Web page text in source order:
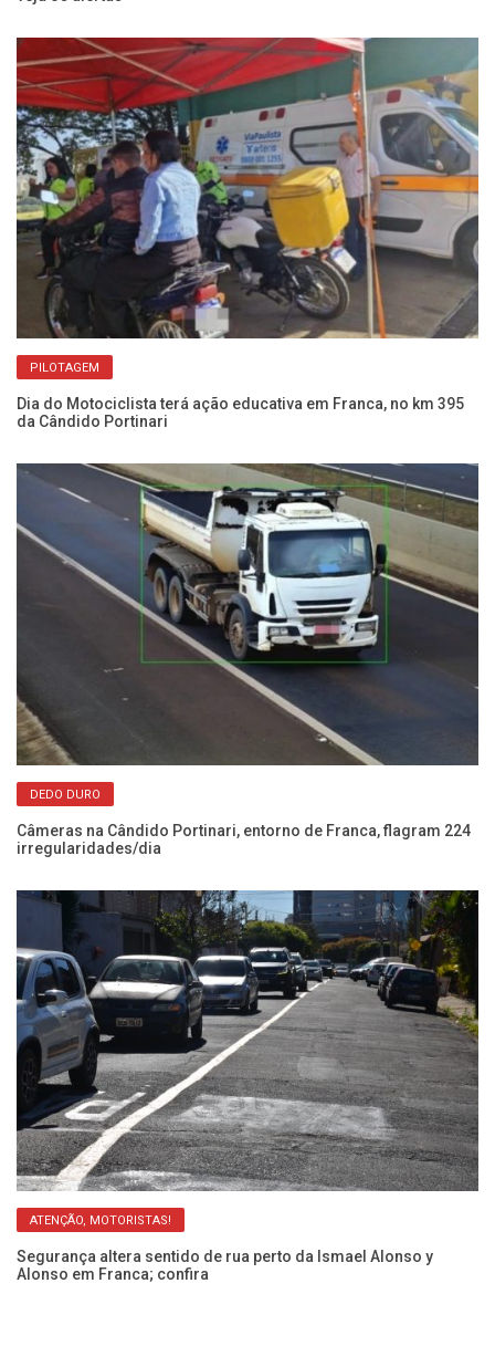
PILOTAGEM
Dia do Motociclista terá ação educativa em Franca, no km 395
da Cândido Portinari
DEDO DURO
Câmeras na Cândido Portinari, entorno de Franca, flagram 224
irregularidades/dia
ATENÇÃO, MOTORISTAS!
Segurança altera sentido de rua perto da Ismael Alonso y
Alonso em Franca; confira